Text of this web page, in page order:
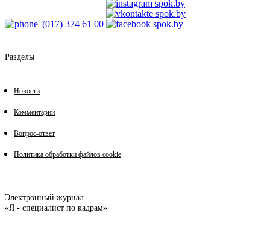
(017) 374 61 00
Разделы
Новости
Комментарий
Вопрос-ответ
Политика обработки файлов cookie
Электронный журнал
«Я - специалист по кадрам»